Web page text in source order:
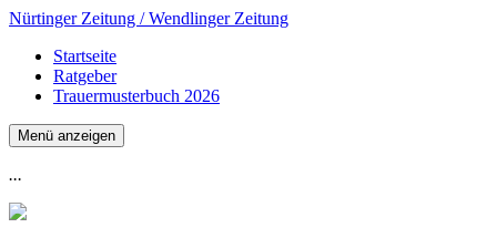
Nürtinger Zeitung / Wendlinger Zeitung
Startseite
Ratgeber
Trauermusterbuch 2026
Menü anzeigen
...